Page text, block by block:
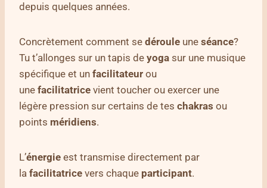
depuis quelques années.
Concrètement comment se déroule une séance?
Tu t’allonges sur un tapis de yoga sur une musique
spécifique et un facilitateur ou
une facilitatrice vient toucher ou exercer une
légère pression sur certains de tes chakras ou
points méridiens.
L’énergie est transmise directement par
la facilitatrice vers chaque participant.